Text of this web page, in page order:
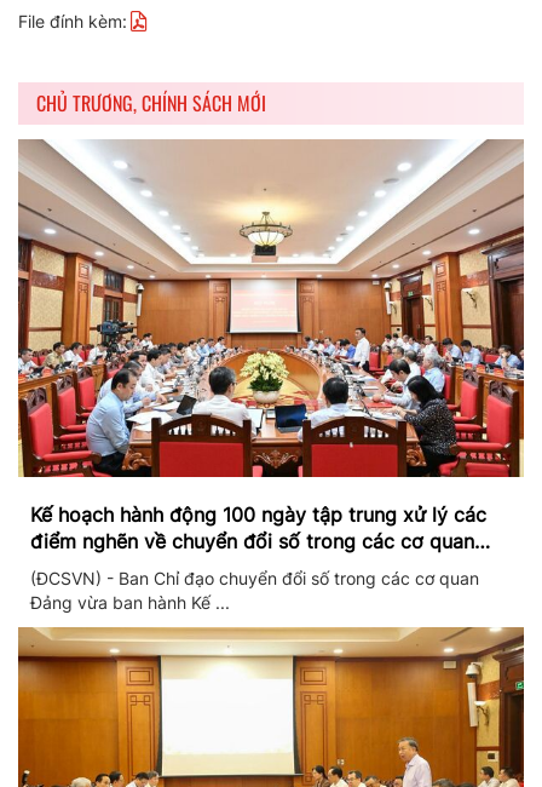
File đính kèm:
CHỦ TRƯƠNG, CHÍNH SÁCH MỚI
Kế hoạch hành động 100 ngày tập trung xử lý các
điểm nghẽn về chuyển đổi số trong các cơ quan
Đảng
(ĐCSVN) - Ban Chỉ đạo chuyển đổi số trong các cơ quan
Đảng vừa ban hành Kế ...